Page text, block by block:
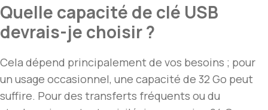
Quelle capacité de clé USB
devrais-je choisir ?
Cela dépend principalement de vos besoins ; pour
un usage occasionnel, une capacité de 32 Go peut
suffire. Pour des transferts fréquents ou du